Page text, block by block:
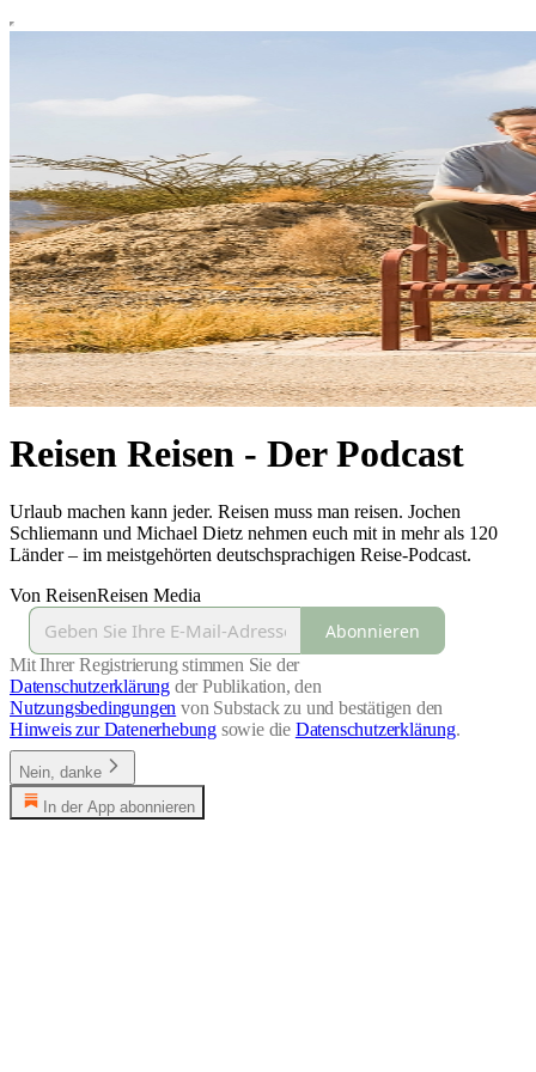
Reisen Reisen - Der Podcast
Urlaub machen kann jeder. Reisen muss man reisen. Jochen
Schliemann und Michael Dietz nehmen euch mit in mehr als 120
Länder – im meistgehörten deutschsprachigen Reise-Podcast.
Von ReisenReisen Media
Abonnieren
Mit Ihrer Registrierung stimmen Sie der
Datenschutzerklärung der Publikation, den
Nutzungsbedingungen von Substack zu und bestätigen den
Hinweis zur Datenerhebung sowie die Datenschutzerklärung.
Nein, danke
In der App abonnieren